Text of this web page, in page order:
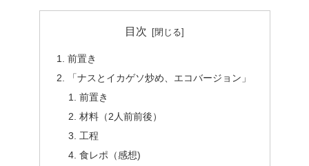
目次
前置き
「ナスとイカゲソ炒め、エコバージョン」
前置き
材料（2人前前後）
工程
食レポ（感想)